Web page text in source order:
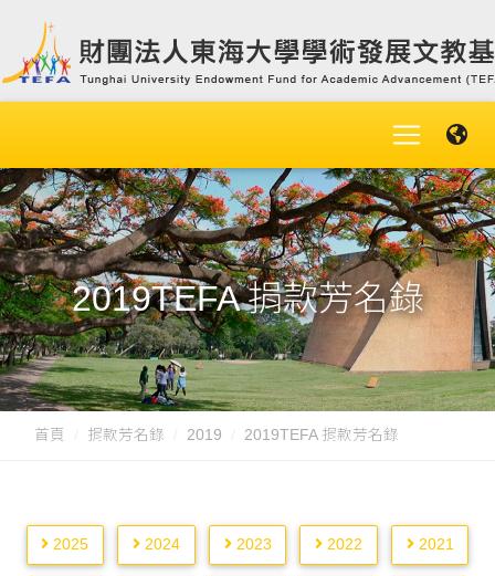
2019TEFA 捐款芳名錄
首頁 捐款芳名錄 2019 2019TEFA 捐款芳名錄
2025 2024 2023 2022 2021